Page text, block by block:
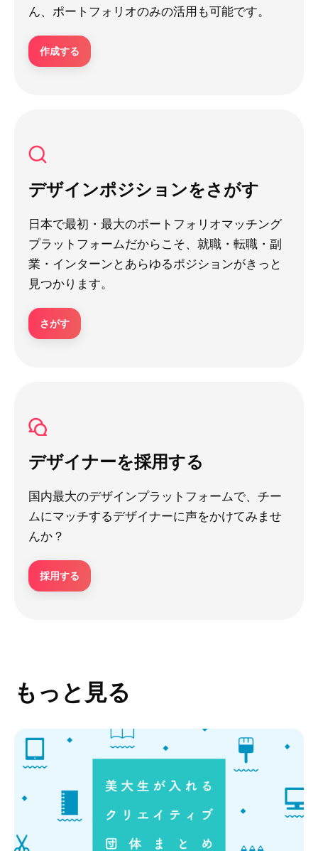
ん、ポートフォリオのみの活用も可能です。
作成する
デザインポジションをさがす
日本で最初・最大のポートフォリオマッチング
プラットフォームだからこそ、就職・転職・副
業・インターンとあらゆるポジションがきっと
見つかります。
さがす
デザイナーを採用する
国内最大のデザインプラットフォームで、チー
ムにマッチするデザイナーに声をかけてみませ
んか？
採用する
もっと見る